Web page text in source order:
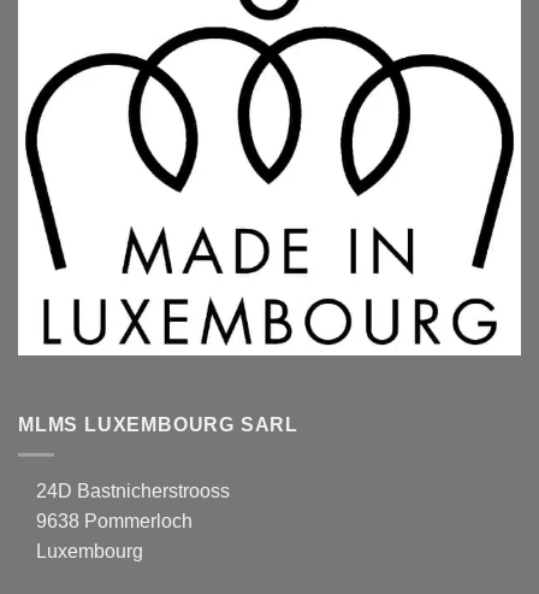
MLMS LUXEMBOURG SARL
24D Bastnicherstrooss
9638 Pommerloch
Luxembourg